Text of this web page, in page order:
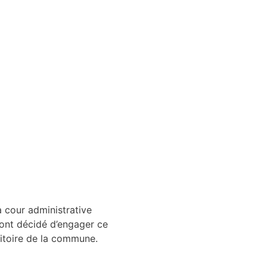
cour administrative
décidé d’engager ce
de la commune.